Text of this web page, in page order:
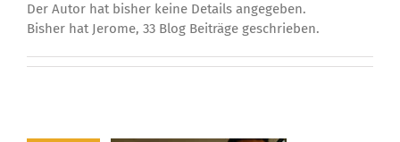
Der Autor hat bisher keine Details angegeben.
Bisher hat Jerome, 33 Blog Beiträge geschrieben.